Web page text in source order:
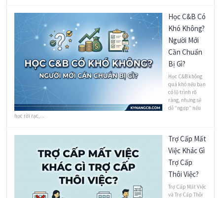
Học C&B Có
Khó Không?
Người Mới
Cần Chuẩn
Bị Gì?
Học C&B không
quá khó nếu bạn
có lộ trình rõ
ràng, nhưng sẽ
dễ “ngợp” nếu
học rời rạc,...
Trợ Cấp Mất
Việc Khác Gì
Trợ Cấp
Thôi Việc?
Trợ Cấp Mất Việc
và Trợ Cấp Thôi